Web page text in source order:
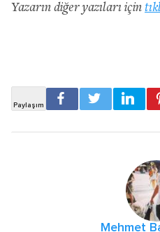
Yazarın diğer yazıları için
Mehmet